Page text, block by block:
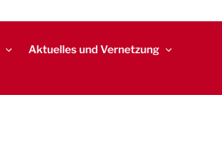
Aktuelles und Vernetzung